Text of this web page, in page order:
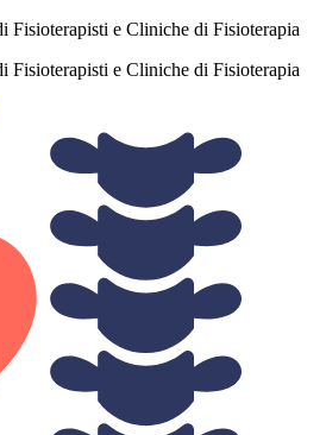
e Cliniche di Fisioterapia
e Cliniche di Fisioterapia